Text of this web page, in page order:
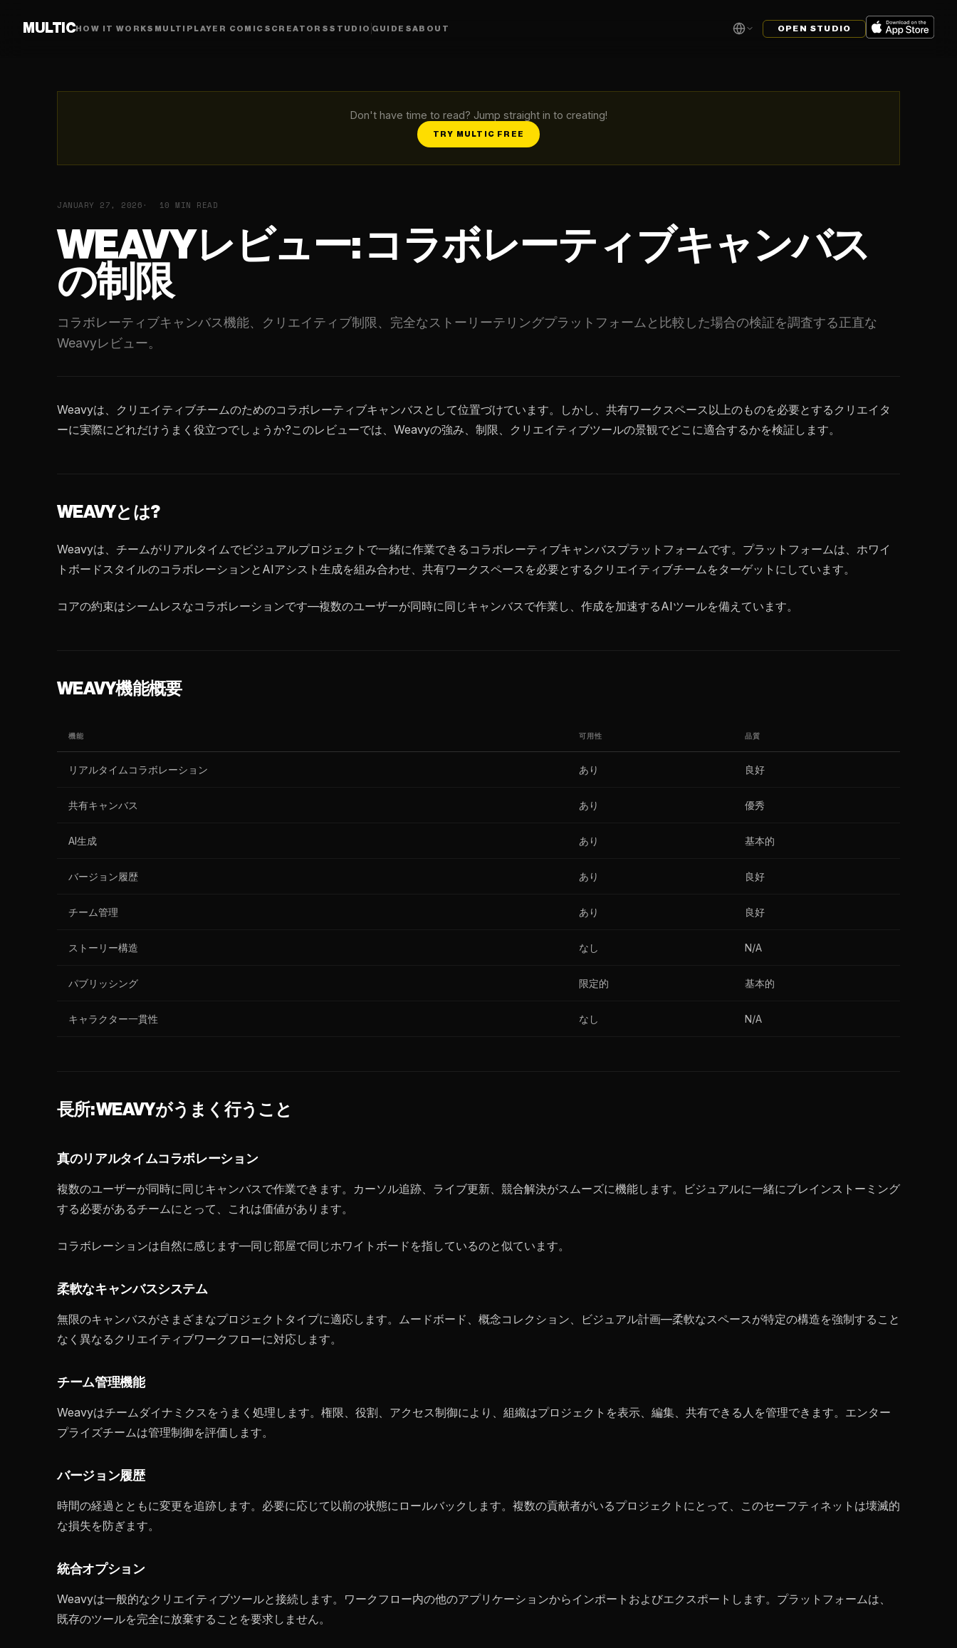
MULTICHOW IT WORKS MULTIPLAYER COMICS CREATORS STUDIO GUIDESABOUT OPEN STUDIO
Don't have time to read? Jump straight in to creating!
TRY MULTIC FREE
JANUARY 27, 2026 10 MIN READ
WEAVYレビュー: コラボレーティブキャンバス
の制限
コラボレーティブキャンバス機能、クリエイティブ制限、完全なストーリーテリングプラットフォームと比較した場合の検証を調査する正直な
Weavyレビュー。
Weavyは、クリエイティブチームのためのコラボレーティブキャンバスとして位置づけています。しかし、共有ワークスペース以上のものを必要とするクリエイタ
ーに実際にどれだけうまく役立つでしょうか?このレビューでは、Weavyの強み、制限、クリエイティブツールの景観でどこに適合するかを検証します。
WEAVYとは?
Weavyは、チームがリアルタイムでビジュアルプロジェクトで一緒に作業できるコラボレーティブキャンバスプラットフォームです。プラットフォームは、ホワイ
トボードスタイルのコラボレーションとAIアシスト生成を組み合わせ、共有ワークスペースを必要とするクリエイティブチームをターゲットにしています。
コアの約束はシームレスなコラボレーションです—複数のユーザーが同時に同じキャンバスで作業し、作成を加速するAIツールを備えています。
WEAVY機能概要
機能 可用性 品質
リアルタイムコラボレーション あり 良好
共有キャンバス あり 優秀
AI生成 あり 基本的
バージョン履歴 あり 良好
チーム管理 あり 良好
ストーリー構造 なし N/A
パブリッシング 限定的 基本的
キャラクター一貫性 なし N/A
長所: WEAVYがうまく行うこと
真のリアルタイムコラボレーション
複数のユーザーが同時に同じキャンバスで作業できます。カーソル追跡、ライブ更新、競合解決がスムーズに機能します。ビジュアルに一緒にブレインストーミング
する必要があるチームにとって、これは価値があります。
コラボレーションは自然に感じます—同じ部屋で同じホワイトボードを指しているのと似ています。
柔軟なキャンバスシステム
無限のキャンバスがさまざまなプロジェクトタイプに適応します。ムードボード、概念コレクション、ビジュアル計画—柔軟なスペースが特定の構造を強制すること
なく異なるクリエイティブワークフローに対応します。
チーム管理機能
Weavyはチームダイナミクスをうまく処理します。権限、役割、アクセス制御により、組織はプロジェクトを表示、編集、共有できる人を管理できます。エンター
プライズチームは管理制御を評価します。
バージョン履歴
時間の経過とともに変更を追跡します。必要に応じて以前の状態にロールバックします。複数の貢献者がいるプロジェクトにとって、このセーフティネットは壊滅的
な損失を防ぎます。
統合オプション
Weavyは一般的なクリエイティブツールと接続します。ワークフロー内の他のアプリケーションからインポートおよびエクスポートします。プラットフォームは、
既存のツールを完全に放棄することを要求しません。